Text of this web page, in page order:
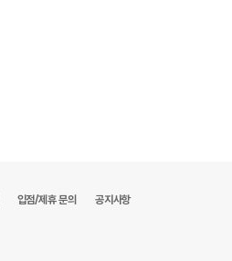
입점/제휴 문의 공지사항